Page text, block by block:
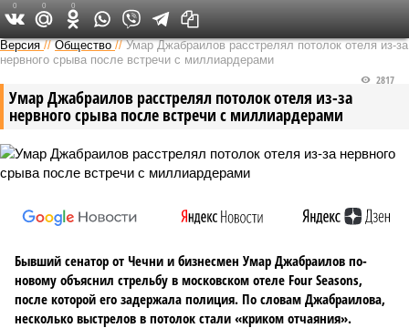
Версия на Кавказе
Версия //Общество //Умар Джабраилов расстрелял потолок отеля из-за
нервного срыва после встречи с миллиардерами
Умар Джабраилов расстрелял потолок отеля из-за
нервного срыва после встречи с миллиардерами
2817
Бывший сенатор от Чечни и бизнесмен Умар Джабраилов по-
новому объяснил стрельбу в московском отеле Four Seasons,
после которой его задержала полиция. По словам Джабраилова,
несколько выстрелов в потолок стали «криком отчаяния».
0 0 0